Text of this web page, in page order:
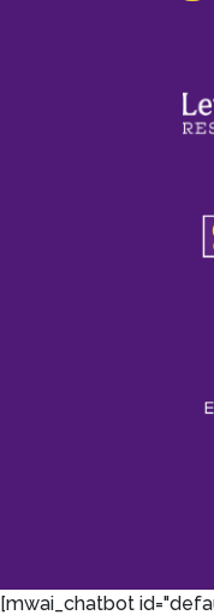
[mwai_chatbot